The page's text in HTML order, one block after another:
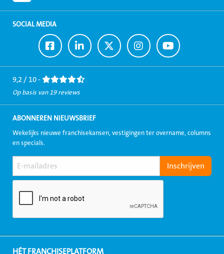
SOCIAL MEDIA
Ga
naar
Facebook
Ga
naar
LinkedIn
Ga
naar
Twitter
Ga
naar
Instagram
Ga
naar
Youtube
9,2 / 10 -
Op basis van 19 reviews
ABONNEREN NIEUWSBRIEF
Wekelijks nieuwe franchisekansen, vestigingen ter overname, columns
en specials.
HÉT FRANCHISEPLATFORM